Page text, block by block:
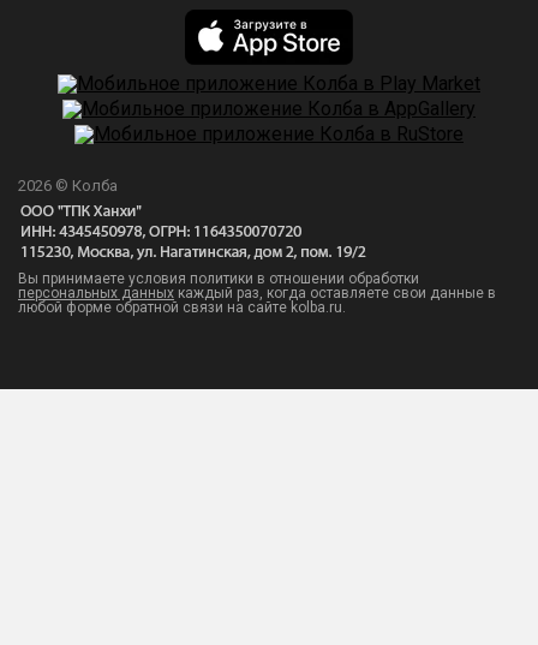
2026 © Колба
Вы принимаете условия политики в отношении обработки
персональных данных каждый раз, когда оставляете свои данные в
любой форме обратной связи на сайте kolba.ru.